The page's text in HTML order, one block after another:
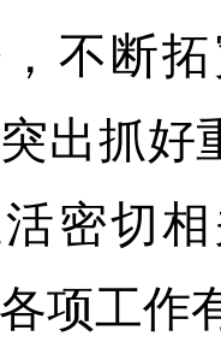
不断
出抓好
密切
项工作